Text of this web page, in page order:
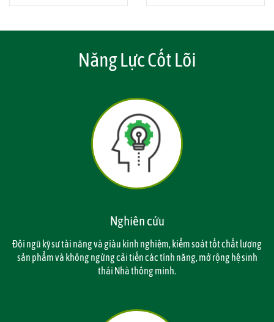
Năng Lực Cốt Lõi
Nghiên cứu
Đội ngũ kỹ sư tài năng và giàu kinh nghiệm, kiểm soát tốt chất lượng
sản phẩm và không ngừng cải tiến các tính năng, mở rộng hệ sinh
thái Nhà thông minh.